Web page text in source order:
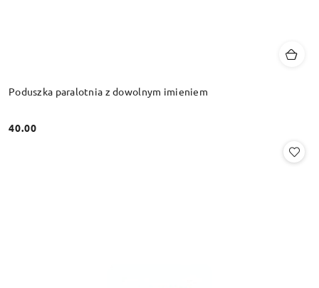
Poduszka paralotnia z dowolnym imieniem
Cena:
40.00